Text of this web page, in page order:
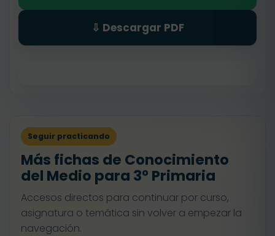
⇩ Descargar PDF
Seguir practicando
Más fichas de Conocimiento
del Medio para 3º Primaria
Accesos directos para continuar por curso,
asignatura o temática sin volver a empezar la
navegación.